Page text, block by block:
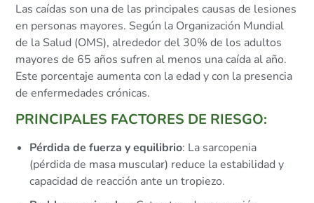
Las caídas son una de las principales causas de lesiones
en personas mayores. Según la Organización Mundial
de la Salud (OMS), alrededor del 30% de los adultos
mayores de 65 años sufren al menos una caída al año.
Este porcentaje aumenta con la edad y con la presencia
de enfermedades crónicas.
PRINCIPALES FACTORES DE RIESGO:
Pérdida de fuerza y equilibrio: La sarcopenia
(pérdida de masa muscular) reduce la estabilidad y
capacidad de reacción ante un tropiezo.